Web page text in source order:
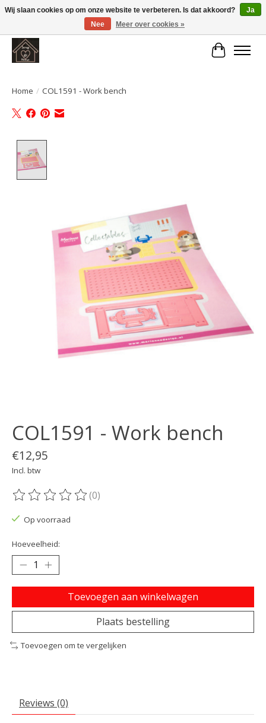
Large selection of products and fast shipping!
Home / COL1591 - Work bench
COL1591 - Work bench
€12,95
Incl. btw
De beoordeling van dit product is
(0)
Op voorraad
Hoeveelheid:
Toevoegen aan winkelwagen
Plaats bestelling
Toevoegen om te vergelijken
Reviews (0)
Wij slaan cookies op om onze website te verbeteren. Is dat akkoord?
Ja
Nee
Meer over cookies »